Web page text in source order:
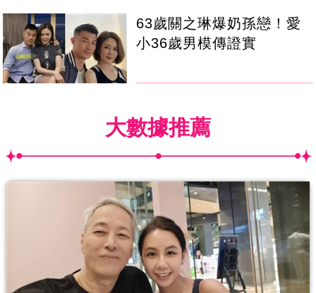
63歲關之琳爆奶孫戀！愛
小36歲男模傳證實
大數據推薦